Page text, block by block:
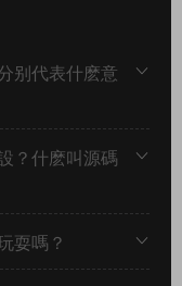
别代表什麽意
？什麽叫源碼
耍嗎？